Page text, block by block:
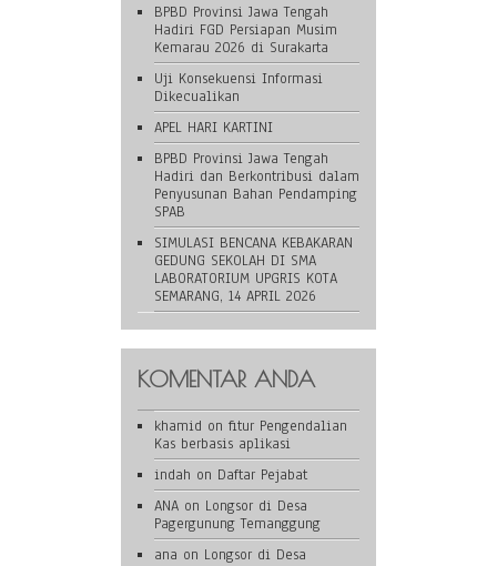
BPBD Provinsi Jawa Tengah
Hadiri FGD Persiapan Musim
Kemarau 2026 di Surakarta
Uji Konsekuensi Informasi
Dikecualikan
APEL HARI KARTINI
BPBD Provinsi Jawa Tengah
Hadiri dan Berkontribusi dalam
Penyusunan Bahan Pendamping
SPAB
SIMULASI BENCANA KEBAKARAN
GEDUNG SEKOLAH DI SMA
LABORATORIUM UPGRIS KOTA
SEMARANG, 14 APRIL 2026
KOMENTAR ANDA
khamid on fitur Pengendalian
Kas berbasis aplikasi
indah on Daftar Pejabat
ANA on Longsor di Desa
Pagergunung Temanggung
ana on Longsor di Desa